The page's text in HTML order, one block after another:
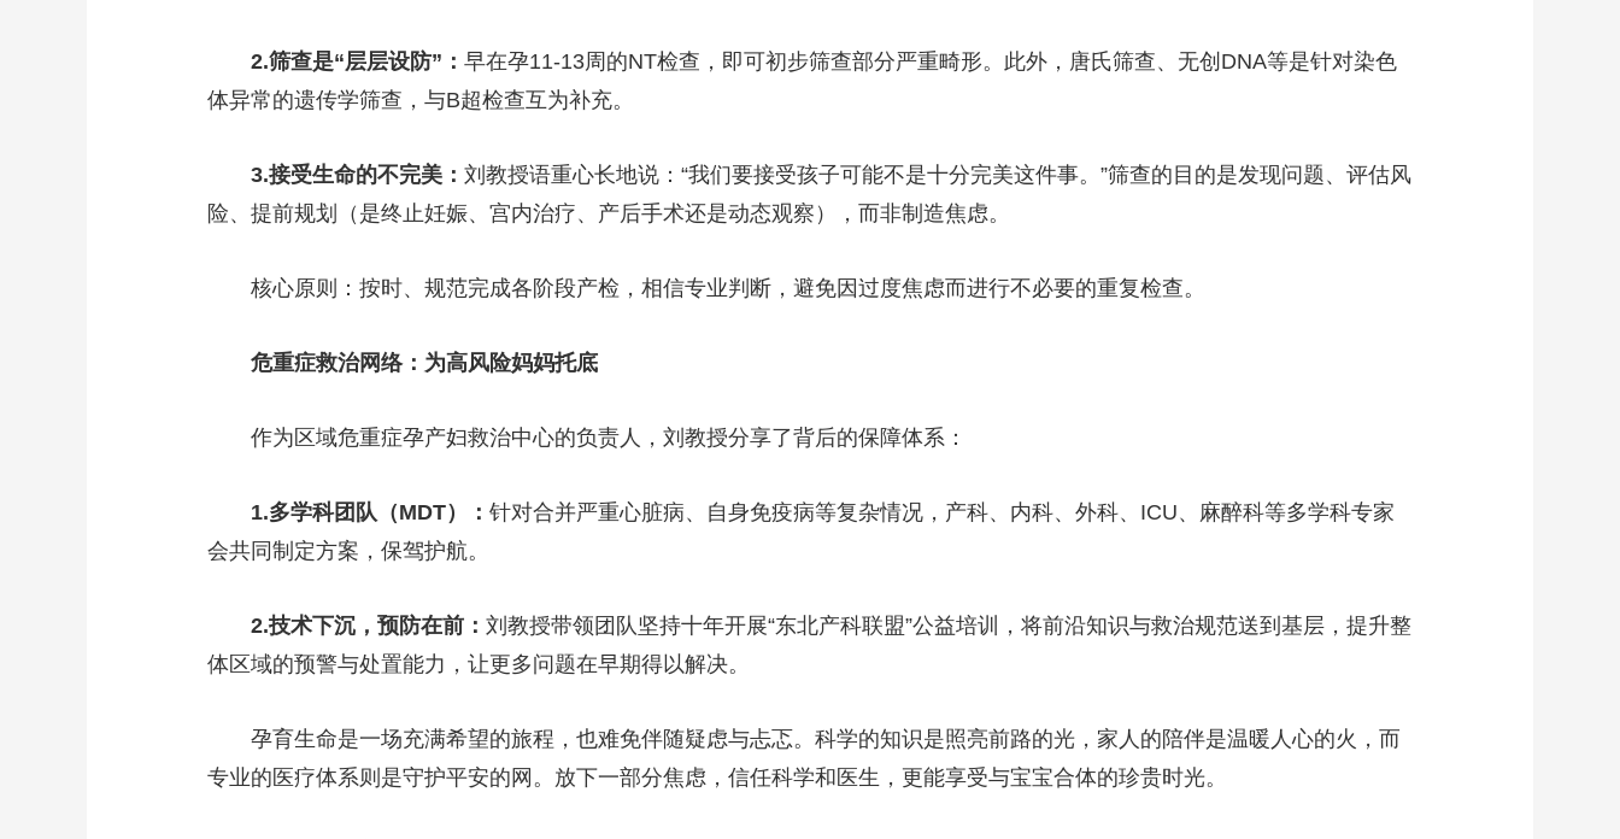
2.筛查是“层层设防”： 早在孕11-13周的NT检查，即可初步筛查部分严重畸形。此外，唐氏筛查、无创DNA等是针对染色
体异常的遗传学筛查，与B超检查互为补充。
3.接受生命的不完美： 刘教授语重心长地说：“我们要接受孩子可能不是十分完美这件事。”筛查的目的是发现问题、评估风
险、提前规划（是终止妊娠、宫内治疗、产后手术还是动态观察），而非制造焦虑。
核心原则：按时、规范完成各阶段产检，相信专业判断，避免因过度焦虑而进行不必要的重复检查。
危重症救治网络：为高风险妈妈托底
作为区域危重症孕产妇救治中心的负责人，刘教授分享了背后的保障体系：
1.多学科团队（MDT）： 针对合并严重心脏病、自身免疫病等复杂情况，产科、内科、外科、ICU、麻醉科等多学科专家
会共同制定方案，保驾护航。
2.技术下沉，预防在前： 刘教授带领团队坚持十年开展“东北产科联盟”公益培训，将前沿知识与救治规范送到基层，提升整
体区域的预警与处置能力，让更多问题在早期得以解决。
孕育生命是一场充满希望的旅程，也难免伴随疑虑与忐忑。科学的知识是照亮前路的光，家人的陪伴是温暖人心的火，而
专业的医疗体系则是守护平安的网。放下一部分焦虑，信任科学和医生，更能享受与宝宝合体的珍贵时光。